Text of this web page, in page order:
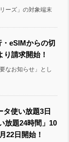
ーズ」の対象端末
eSIMからの切
り請求開始！
なお知らせ」とし
使い放題3日
放題24時間」10
22日開始！